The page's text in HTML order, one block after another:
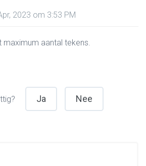
2023 om 3:53 PM
maximum aantal tekens.
Ja Nee